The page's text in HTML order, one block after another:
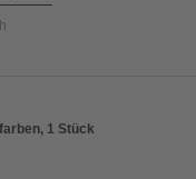
1 Stück